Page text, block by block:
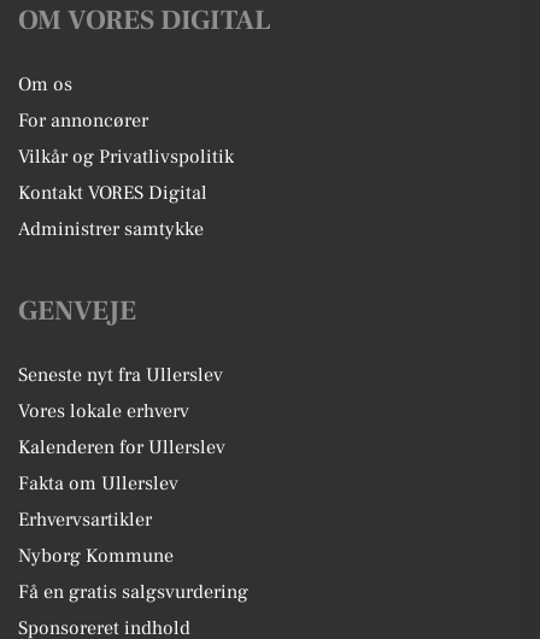
OM VORES DIGITAL
Om os
For annoncører
Vilkår og Privatlivspolitik
Kontakt VORES Digital
Administrer samtykke
GENVEJE
Seneste nyt fra Ullerslev
Vores lokale erhverv
Kalenderen for Ullerslev
Fakta om Ullerslev
Erhvervsartikler
Nyborg Kommune
Få en gratis salgsvurdering
Sponsoreret indhold